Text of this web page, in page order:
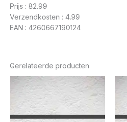
Prijs : 82.99
Verzendkosten : 4.99
EAN : 4260667190124
Gerelateerde producten